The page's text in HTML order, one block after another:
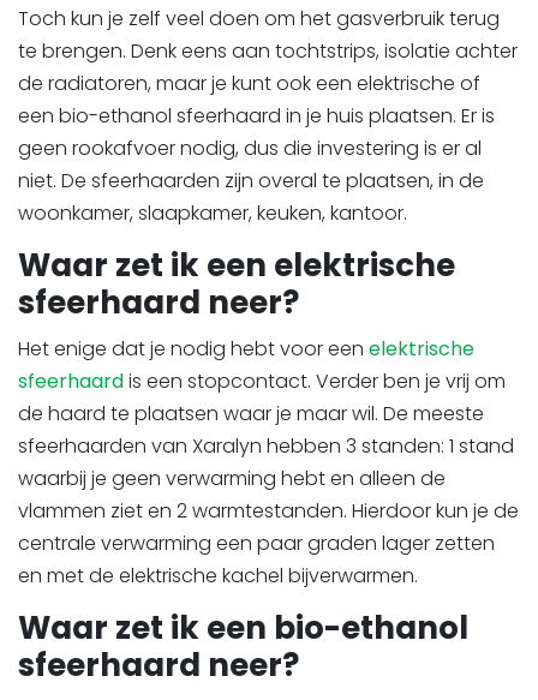
Toch kun je zelf veel doen om het gasverbruik terug
te brengen. Denk eens aan tochtstrips, isolatie achter
de radiatoren, maar je kunt ook een elektrische of
een bio-ethanol sfeerhaard in je huis plaatsen. Er is
geen rookafvoer nodig, dus die investering is er al
niet. De sfeerhaarden zijn overal te plaatsen, in de
woonkamer, slaapkamer, keuken, kantoor.
Waar zet ik een elektrische
sfeerhaard neer?
Het enige dat je nodig hebt voor een elektrische
sfeerhaardis een stopcontact. Verder ben je vrij om
de haard te plaatsen waar je maar wil. De meeste
sfeerhaarden van Xaralyn hebben 3 standen: 1 stand
waarbij je geen verwarming hebt en alleen de
vlammen ziet en 2 warmtestanden. Hierdoor kun je de
centrale verwarming een paar graden lager zetten
en met de elektrische kachel bijverwarmen.
Waar zet ik een bio-ethanol
sfeerhaard neer?